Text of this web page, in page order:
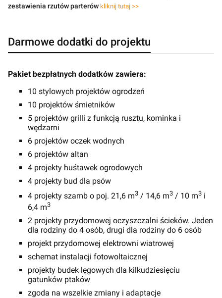
zestawienia rzutów parterów kliknij tutaj >>
Darmowe dodatki do projektu
Pakiet bezpłatnych dodatków zawiera:
10 stylowych projektów ogrodzeń
10 projektów śmietników
5 projektów grilli z funkcją rusztu, kominka i
wędzarni
6 projektów oczek wodnych
6 projektów altan
4 projekty huśtawek ogrodowych
4 projekty bud dla psów
4 projekty szamb o poj. 21,6 m3 / 14,6 m3 / 10 m3 i
6,4 m3
2 projekty przydomowej oczyszczalni ścieków. Jeden
dla rodziny do 4 osób, drugi dla rodziny do 6 osób
projekt przydomowej elektrowni wiatrowej
schemat instalacji fotowoltaicznej
projekty budek lęgowych dla kilkudziesięciu
gatunków ptaków
zgoda na wszelkie zmiany i adaptacje